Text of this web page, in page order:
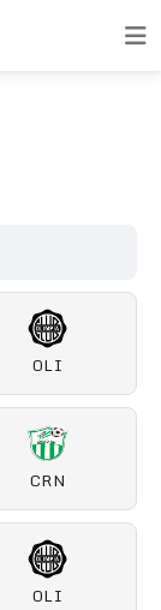
OLI
CRN
OLI